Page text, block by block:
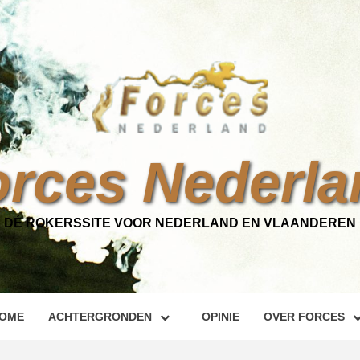
DÉ ROKERSSITE VOOR NEDERLAND EN VLAANDEREN
ACHTERGRONDEN OPINIE OVER FORCES